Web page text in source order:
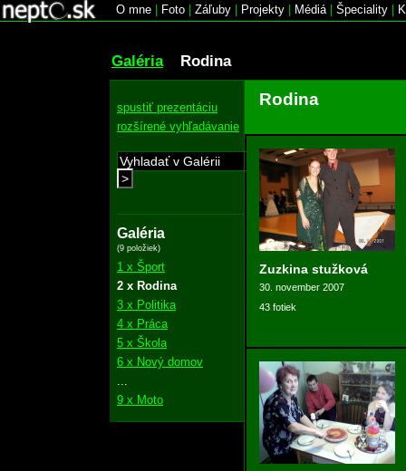
O mne Foto Záľuby Projekty Médiá| Špeciality
Galéria Rodina
spustiť prezentáciu
rozšírené vyhľadávanie
>
Galéria
(9 položiek)
1 x Šport
2 x Rodina
3 x Politika
4 x Práca
5 x Škola
6 x Nový domov
9 x Moto
Rodina
Zuzkina stužková
30. november 2007
43 fotiek